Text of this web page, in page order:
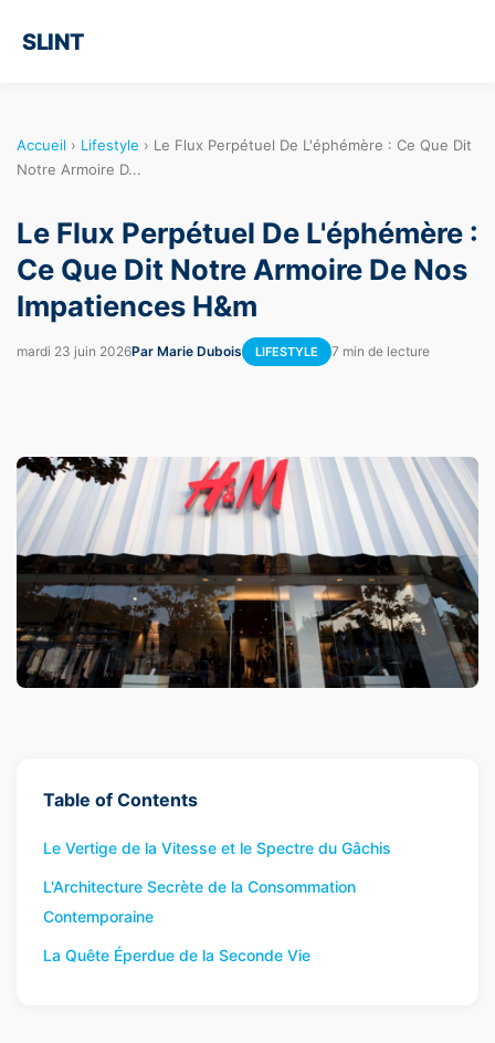
SLINT
Accueil › Lifestyle › Le Flux Perpétuel De L'éphémère : Ce Que Dit
Notre Armoire D...
Le Flux Perpétuel De L'éphémère :
Ce Que Dit Notre Armoire De Nos
Impatiences H&m
mardi 23 juin 2026Par Marie Dubois LIFESTYLE 7 min de lecture
Table of Contents
Le Vertige de la Vitesse et le Spectre du Gâchis
L'Architecture Secrète de la Consommation
Contemporaine
La Quête Éperdue de la Seconde Vie